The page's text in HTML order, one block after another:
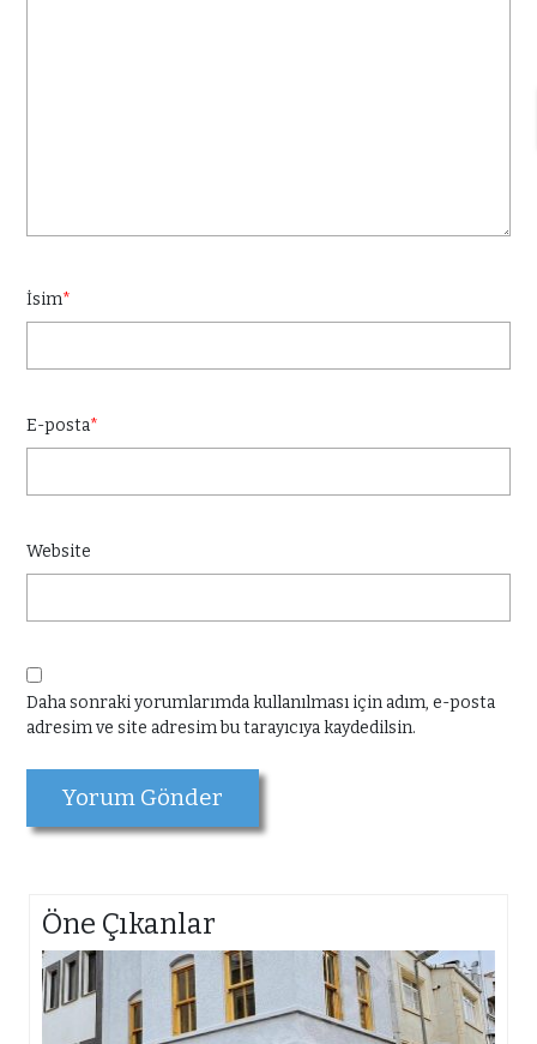
İsim*
E-posta*
Website
Daha sonraki yorumlarımda kullanılması için adım, e-posta
adresim ve site adresim bu tarayıcıya kaydedilsin.
Öne Çıkanlar